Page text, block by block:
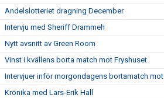
Andelslotteriet dragning December
Intervju med Sheriff Drammeh
Nytt avsnitt av Green Room
Vinst i kvällens borta match mot Fryshuset
Intervjuer inför morgondagens bortamatch
Krönika med Lars-Erik Hall